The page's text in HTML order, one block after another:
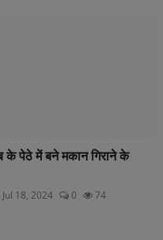
के पेठे में बने मकान गिराने के
Jul 18, 2024 0 74